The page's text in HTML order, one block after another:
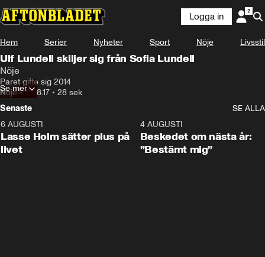
Logga in
Hem Serier Nyheter Sport Nöje Livsstil
Ulf Lundell skiljer sig från Sofia Lundell
Nöje
Paret gifte sig 2014
Nöje•11.08.17 • 28 sek
Se mer
Senaste
SE ALLA
6 AUGUSTI
Lasse Holm sätter plus på
livet
4 AUGUSTI
Beskedet om nästa år:
”Bestämt mig”